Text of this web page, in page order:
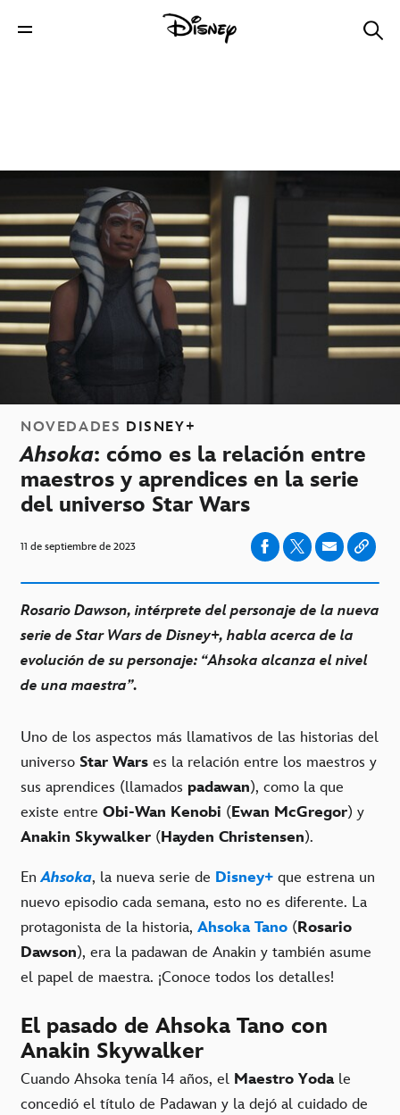
NOVEDADES DISNEY+
Ahsoka: cómo es la relación entre
maestros y aprendices en la serie
del universo Star Wars
11 de septiembre de 2023
Rosario Dawson, intérprete del personaje de la nueva
serie de Star Wars de Disney+, habla acerca de la
evolución de su personaje: “Ahsoka alcanza el nivel
de una maestra”.
Uno de los aspectos más llamativos de las historias del
universo Star Wars es la relación entre los maestros y
sus aprendices (llamados padawan), como la que
existe entre Obi-Wan Kenobi (Ewan McGregor) y
Anakin Skywalker (Hayden Christensen).
EnAhsoka, la nueva serie de Disney+ que estrena un
nuevo episodio cada semana, esto no es diferente. La
protagonista de la historia, Ahsoka Tano (Rosario
Dawson), era la padawan de Anakin y también asume
el papel de maestra. ¡Conoce todos los detalles!
El pasado de Ahsoka Tano con
Anakin Skywalker
Cuando Ahsoka tenía 14 años, el Maestro Yoda le
concedió el título de Padawan y la dejó al cuidado de